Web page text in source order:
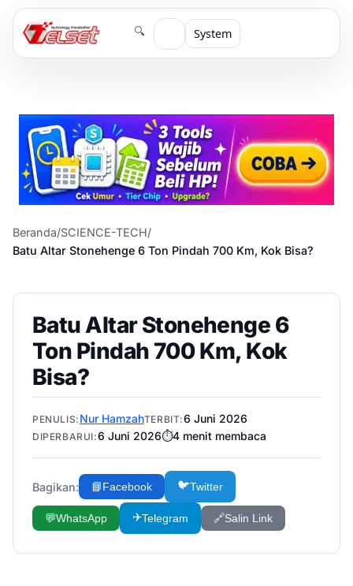
🔍 System
Beranda/SCIENCE-TECH/
Batu Altar Stonehenge 6 Ton Pindah 700 Km, Kok Bisa?
Batu Altar Stonehenge 6
Ton Pindah 700 Km, Kok
Bisa?
PENULIS: Nur HamzahTERBIT:6 Juni 2026
DIPERBARUI:6 Juni 2026⏱️4menit membaca
Bagikan: 📘Facebook 🐦Twitter
💬WhatsApp ✈️Telegram 🔗Salin Link